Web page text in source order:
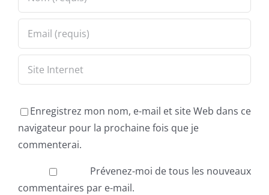
Enregistrez mon nom, e-mail et site Web dans ce
navigateur pour la prochaine fois que je
commenterai.
Prévenez-moi de tous les nouveaux
commentaires par e-mail.